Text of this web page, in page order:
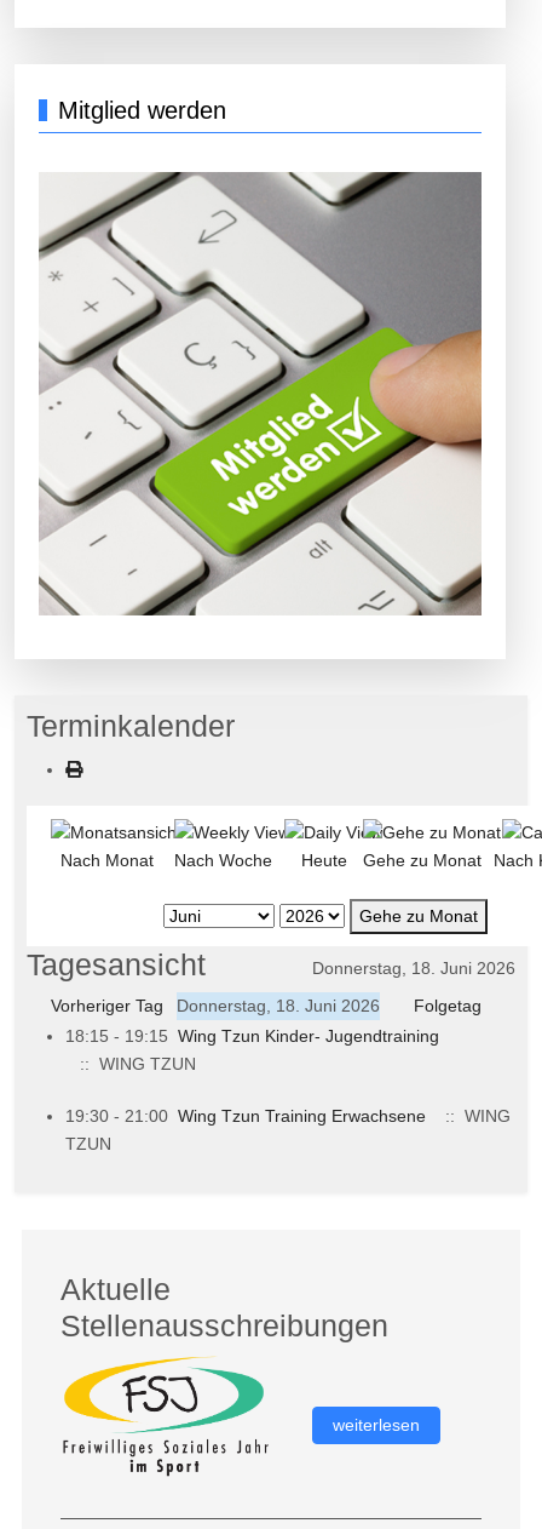
Mitglied werden
Terminkalender
Nach Monat Nach Woche Heute Gehe zu Monat Nach
Gehe zu Monat
Tagesansicht
Donnerstag, 18. Juni 2026
Vorheriger Tag
Donnerstag, 18. Juni 2026
Folgetag
18:15 - 19:15 Wing Tzun Kinder- Jugendtraining
:: WING TZUN
19:30 - 21:00 Wing Tzun Training Erwachsene
:: WING
TZUN
Aktuelle
Stellenausschreibungen
weiterlesen